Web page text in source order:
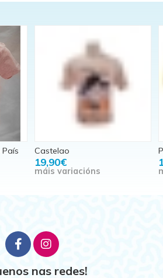
Castelao
19,90€
máis variacións
nas redes!